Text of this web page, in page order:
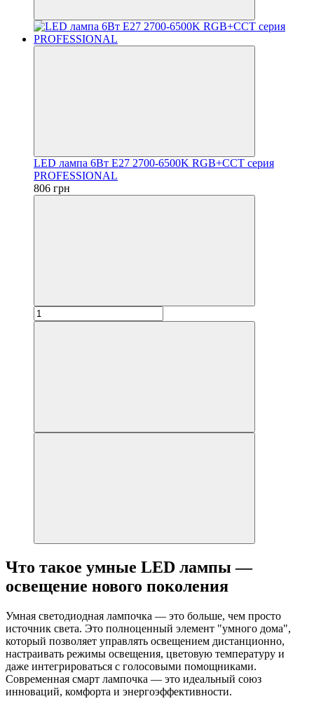
LED лампа 6Вт Е27 2700-6500K RGB+CCT серия
PROFESSIONAL
806 грн
Что такое умные LED лампы —
освещение нового поколения
Умная светодиодная лампочка — это больше, чем просто
источник света. Это полноценный элемент "умного дома",
который позволяет управлять освещением дистанционно,
настраивать режимы освещения, цветовую температуру и
даже интегрироваться с голосовыми помощниками.
Современная смарт лампочка — это идеальный союз
инноваций, комфорта и энергоэффективности.